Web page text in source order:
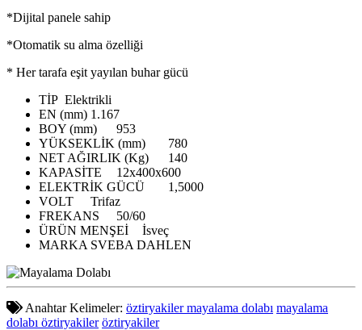
*Dijital panele sahip
*Otomatik su alma özelliği
* Her tarafa eşit yayılan buhar gücü
TİP Elektrikli
EN (mm) 1.167
BOY (mm)
953
YÜKSEKLİK (mm)
780
NET AĞIRLIK (Kg)
140
KAPASİTE
12x400x600
ELEKTRİK GÜCÜ
1,5000
VOLT
Trifaz
FREKANS
50/60
ÜRÜN MENŞEİ
İsveç
MARKA SVEBA DAHLEN
Anahtar Kelimeler: öztiryakiler mayalama dolabı mayalama
dolabı öztiryakiler öztiryakiler